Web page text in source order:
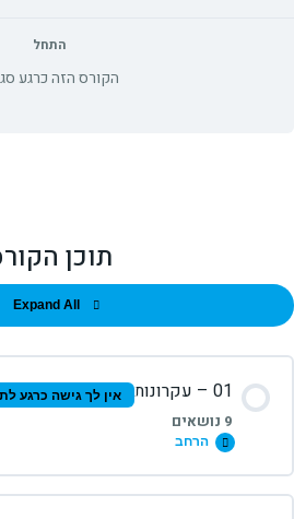
התחל
הקורס הזה כרגע
תוכן
Expand All
01 – עקרונות
9 נושאים
אין לך גישה כרגע
הרחב